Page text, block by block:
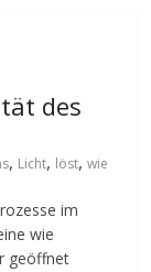
des
, Licht, löst,wie
im
wie
geöffnet